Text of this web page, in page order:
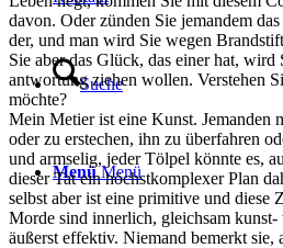
Suche
Menü Menü
davon. Oder zün­den Sie jeman­dem
der, und man wird Sie wegen
Sie aber das Glück, das einer hat,
ant­wor­tung zie­hen wol­len. Ver­ste­hen
möchte?
Mein Metier ist eine Kunst. Jeman­den
oder zu erste­chen, ihn zu über­fah­ren
und arm­se­lig, jeder Töl­pel könn­te es,
die­ser Tat ein höchst­kom­ple­xer Plan
selbst aber ist eine pri­mi­ti­ve und die­se
Mor­de sind inner­lich, gleich­sam
äußerst effek­tiv. Nie­mand bemerkt sie,